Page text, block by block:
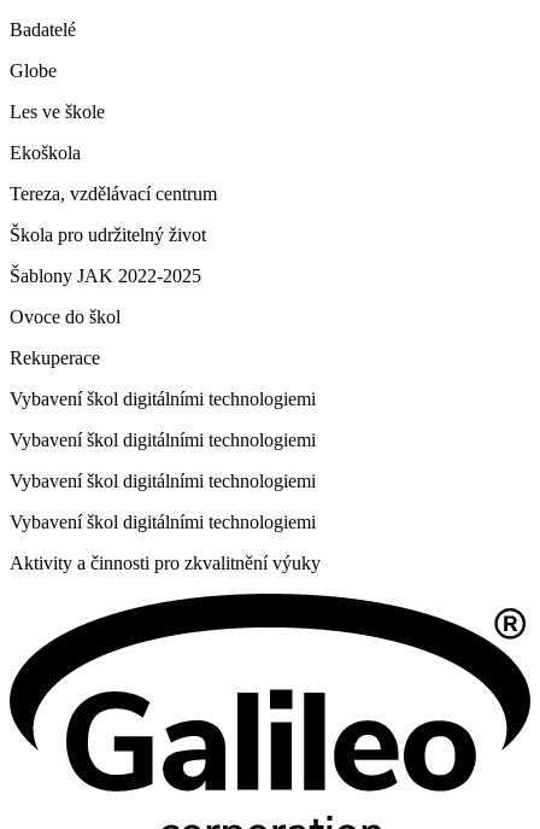
Badatelé
Globe
Les ve škole
Ekoškola
Tereza, vzdělávací centrum
Škola pro udržitelný život
Šablony JAK 2022-2025
Ovoce do škol
Rekuperace
Vybavení škol digitálními technologiemi
Vybavení škol digitálními technologiemi
Vybavení škol digitálními technologiemi
Vybavení škol digitálními technologiemi
Aktivity a činnosti pro zkvalitnění výuky